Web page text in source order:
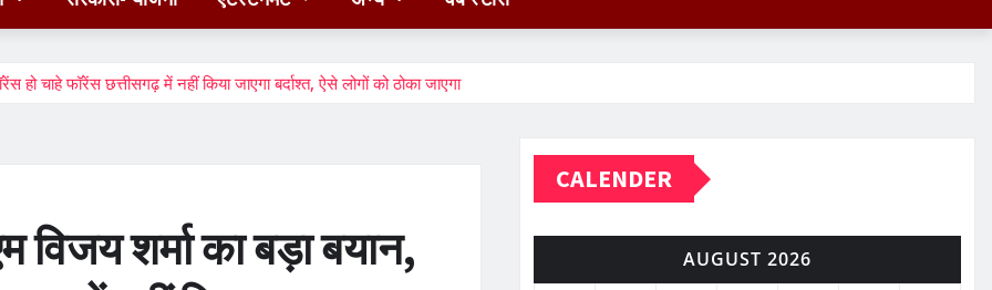
हो चाहे फॉरेंस छत्तीसगढ़ में नहीं किया जाएगा बर्दाश्त, ऐसे लोगों को ठोका जाएगा
विजय शर्मा का बड़ा बयान,
CALENDER
AUGUST 2026